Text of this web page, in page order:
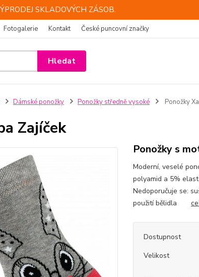
SKLADOVÝCH ZÁSOB.
Fotogalerie Kontakt České puncovní značky
Hledat
Dámské ponožky Ponožky středně vysoké Ponožky
Zajíček
Ponožky s
Moderní, veselé
polyamid a 5%
Nedoporučuje se:
použití bělidla
Dostupnost
Velikost